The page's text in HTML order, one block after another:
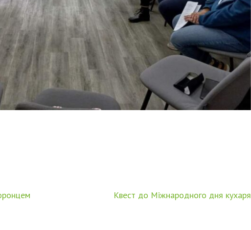
Квест до Міжнародного дня кухаря